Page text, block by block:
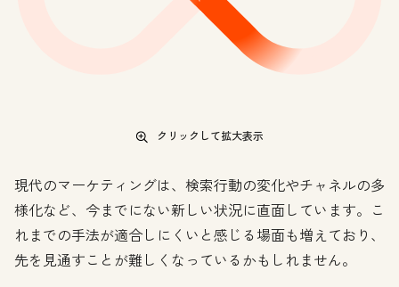
クリックして拡大表示
現代のマーケティングは、検索行動の変化やチャネルの多
様化など、今までにない新しい状況に直面しています。こ
れまでの手法が適合しにくいと感じる場面も増えており、
先を見通すことが難しくなっているかもしれません。